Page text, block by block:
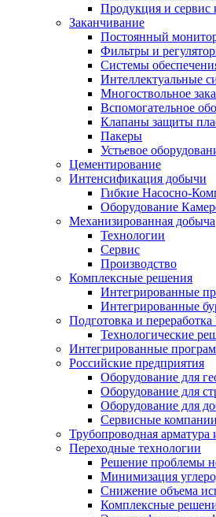
Продукция и сервис
Заканчивание
Постоянный
Фильтры и
Cистемы
Интеллектуальные
Многоствольное
Вспомогательное
Клапаны защиты
Пакеры
Устьевое
Цементирование
Интенсификация добычи
Гибкие Насосно-
Оборудование
Механизированная добыча
Технологии
Сервис
Производство
Комплексные решения
Интегрированные
Интегрированные
Подготовка и
Технологические
Интегрированные
Российские предприятия
Оборудование для
Оборудование для
Оборудование для
Сервисные компании
Трубопроводная арматура
Переходные технологии
Решение проблемы
Минимизация
Снижение объема
Комплексные